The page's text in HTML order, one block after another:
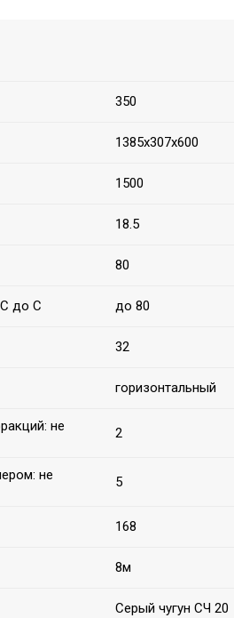
350
1385х307х600
1500
18.5
80
С до С до 80
32
горизонтальный
не
2
не
5
168
8м
Серый чугун СЧ 20